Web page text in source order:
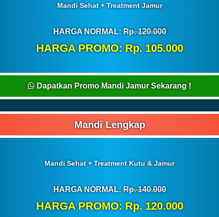
Mandi Sehat + Treatment Jamur
HARGA NORMAL:Rp. 120.000
HARGA PROMO: Rp. 105.000
Dapatkan Promo Mandi Jamur Sekarang !
Mandi Lengkap
Mandi Sehat + Treatment Kutu & Jamur
HARGA NORMAL:Rp. 140.000
HARGA PROMO: Rp. 120.000